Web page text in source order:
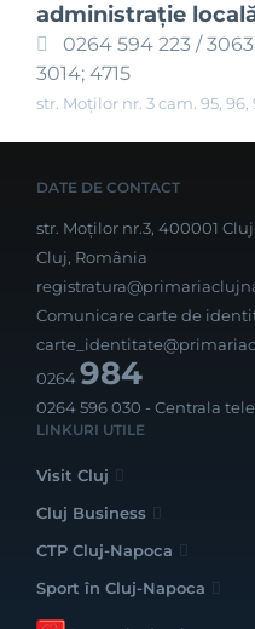
administraţie
0264 594 223 /
3014; 4715
str. Moților nr. 3 cam. 95, 96,
DATE DE CONTACT
str. Moților nr.3, 400001
Cluj, România
Comunicare carte de
0264984
0264 596 030 - Centrala
LINKURI UTILE
Visit Cluj
Cluj Business
CTP Cluj-Napoca
Sport în Cluj-Napoca